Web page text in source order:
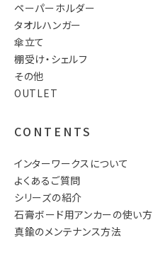
ペーパーホルダー
タオルハンガー
傘立て
棚受け・シェルフ
その他
OUTLET
CONTENTS
インターワークスについて
よくあるご質問
シリーズの紹介
石膏ボード用アンカーの使い方
真鍮のメンテナンス方法